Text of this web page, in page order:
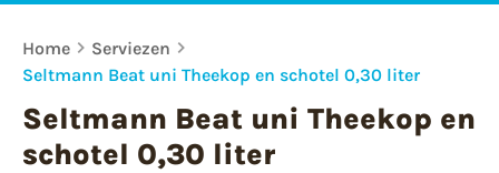
Home
Serviezen
Seltmann Beat uni Theekop en schotel 0,30 liter
Seltmann Beat uni Theekop en
schotel 0,30 liter